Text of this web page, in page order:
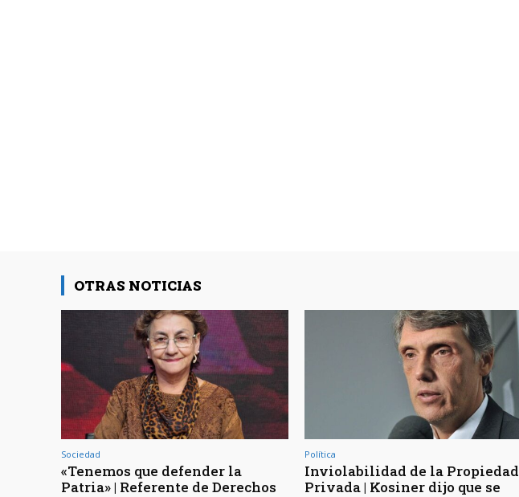
OTRAS NOTICIAS
Sociedad
«Tenemos que defender la
Patria» | Referente de Derechos
Política
Inviolabilidad de la Propiedad
Privada | Kosiner dijo que se